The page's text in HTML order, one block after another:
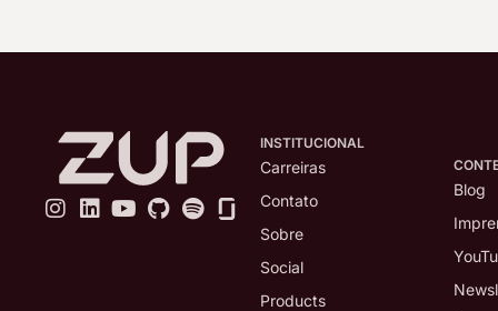
INSTITUCIONAL
Carreiras
Contato
Sobre
Social
Products
Blog